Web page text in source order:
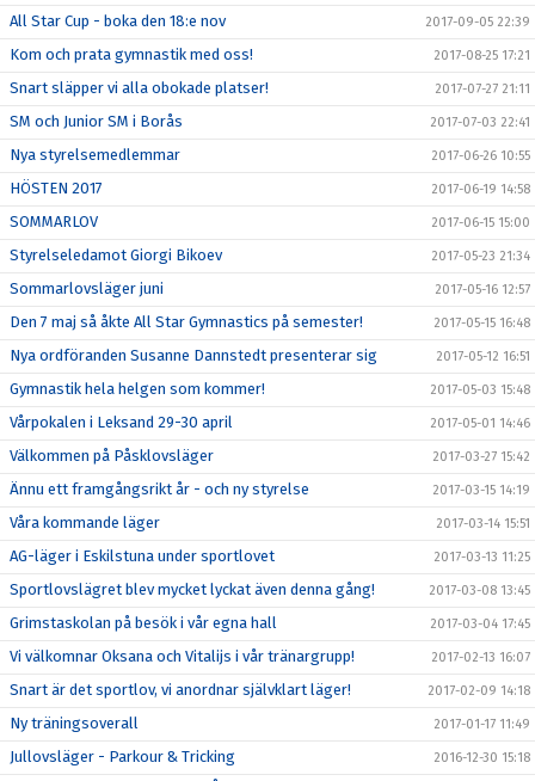
All Star Cup - boka den 18:e nov 2017-09-05 22:39
Kom och prata gymnastik med oss! 2017-08-25 17:21
Snart släpper vi alla obokade platser! 2017-07-27 21:11
SM och Junior SM i Borås 2017-07-03 22:41
Nya styrelsemedlemmar 2017-06-26 10:55
HÖSTEN 2017 2017-06-19 14:58
SOMMARLOV 2017-06-15 15:00
Styrelseledamot Giorgi Bikoev 2017-05-23 21:34
Sommarlovsläger juni 2017-05-16 12:57
Den 7 maj så åkte All Star Gymnastics på semester! 2017-05-15 16:48
Nya ordföranden Susanne Dannstedt presenterar sig 2017-05-12 16:51
Gymnastik hela helgen som kommer! 2017-05-03 15:48
Vårpokalen i Leksand 29-30 april 2017-05-01 14:46
Välkommen på Påsklovsläger 2017-03-27 15:42
Ännu ett framgångsrikt år - och ny styrelse 2017-03-15 14:19
Våra kommande läger 2017-03-14 15:51
AG-läger i Eskilstuna under sportlovet 2017-03-13 11:25
Sportlovslägret blev mycket lyckat även denna gång! 2017-03-08 13:45
Grimstaskolan på besök i vår egna hall 2017-03-04 17:45
Vi välkomnar Oksana och Vitalijs i vår tränargrupp! 2017-02-13 16:07
Snart är det sportlov, vi anordnar självklart läger! 2017-02-09 14:18
Ny träningsoverall 2017-01-17 11:49
Jullovsläger - Parkour & Tricking 2016-12-30 15:18